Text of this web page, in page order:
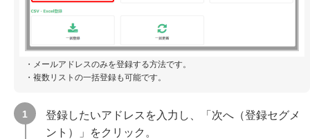
・メールアドレスのみを登録する方法です。
・複数リストの一括登録も可能です。
登録したいアドレスを入力し、「次へ（登録セグメ
ント）」をクリック。